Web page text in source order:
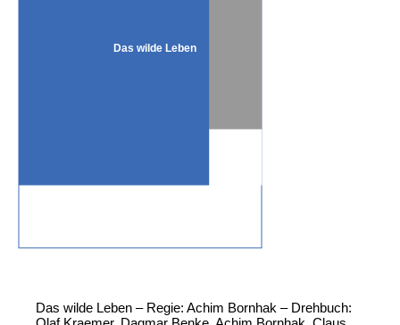
Das wilde Leben
Das wilde Leben – Regie: Achim Bornhak – Drehbuch: